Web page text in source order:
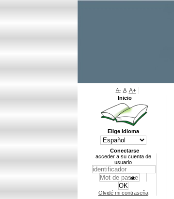
A- A A+
Inicio
Elige idioma
Conectarse
acceder a su cuenta de
usuario
Olvidé mi contraseña